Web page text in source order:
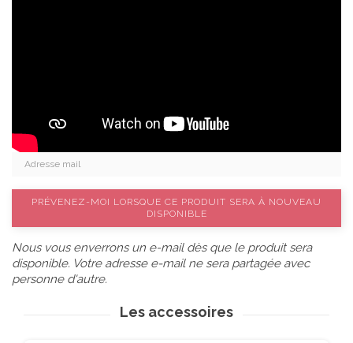
PRÉVENEZ-MOI LORSQUE CE PRODUIT SERA À NOUVEAU
DISPONIBLE
Nous vous enverrons un e-mail dès que le produit sera
disponible. Votre adresse e-mail ne sera partagée avec
personne d'autre.
Les accessoires